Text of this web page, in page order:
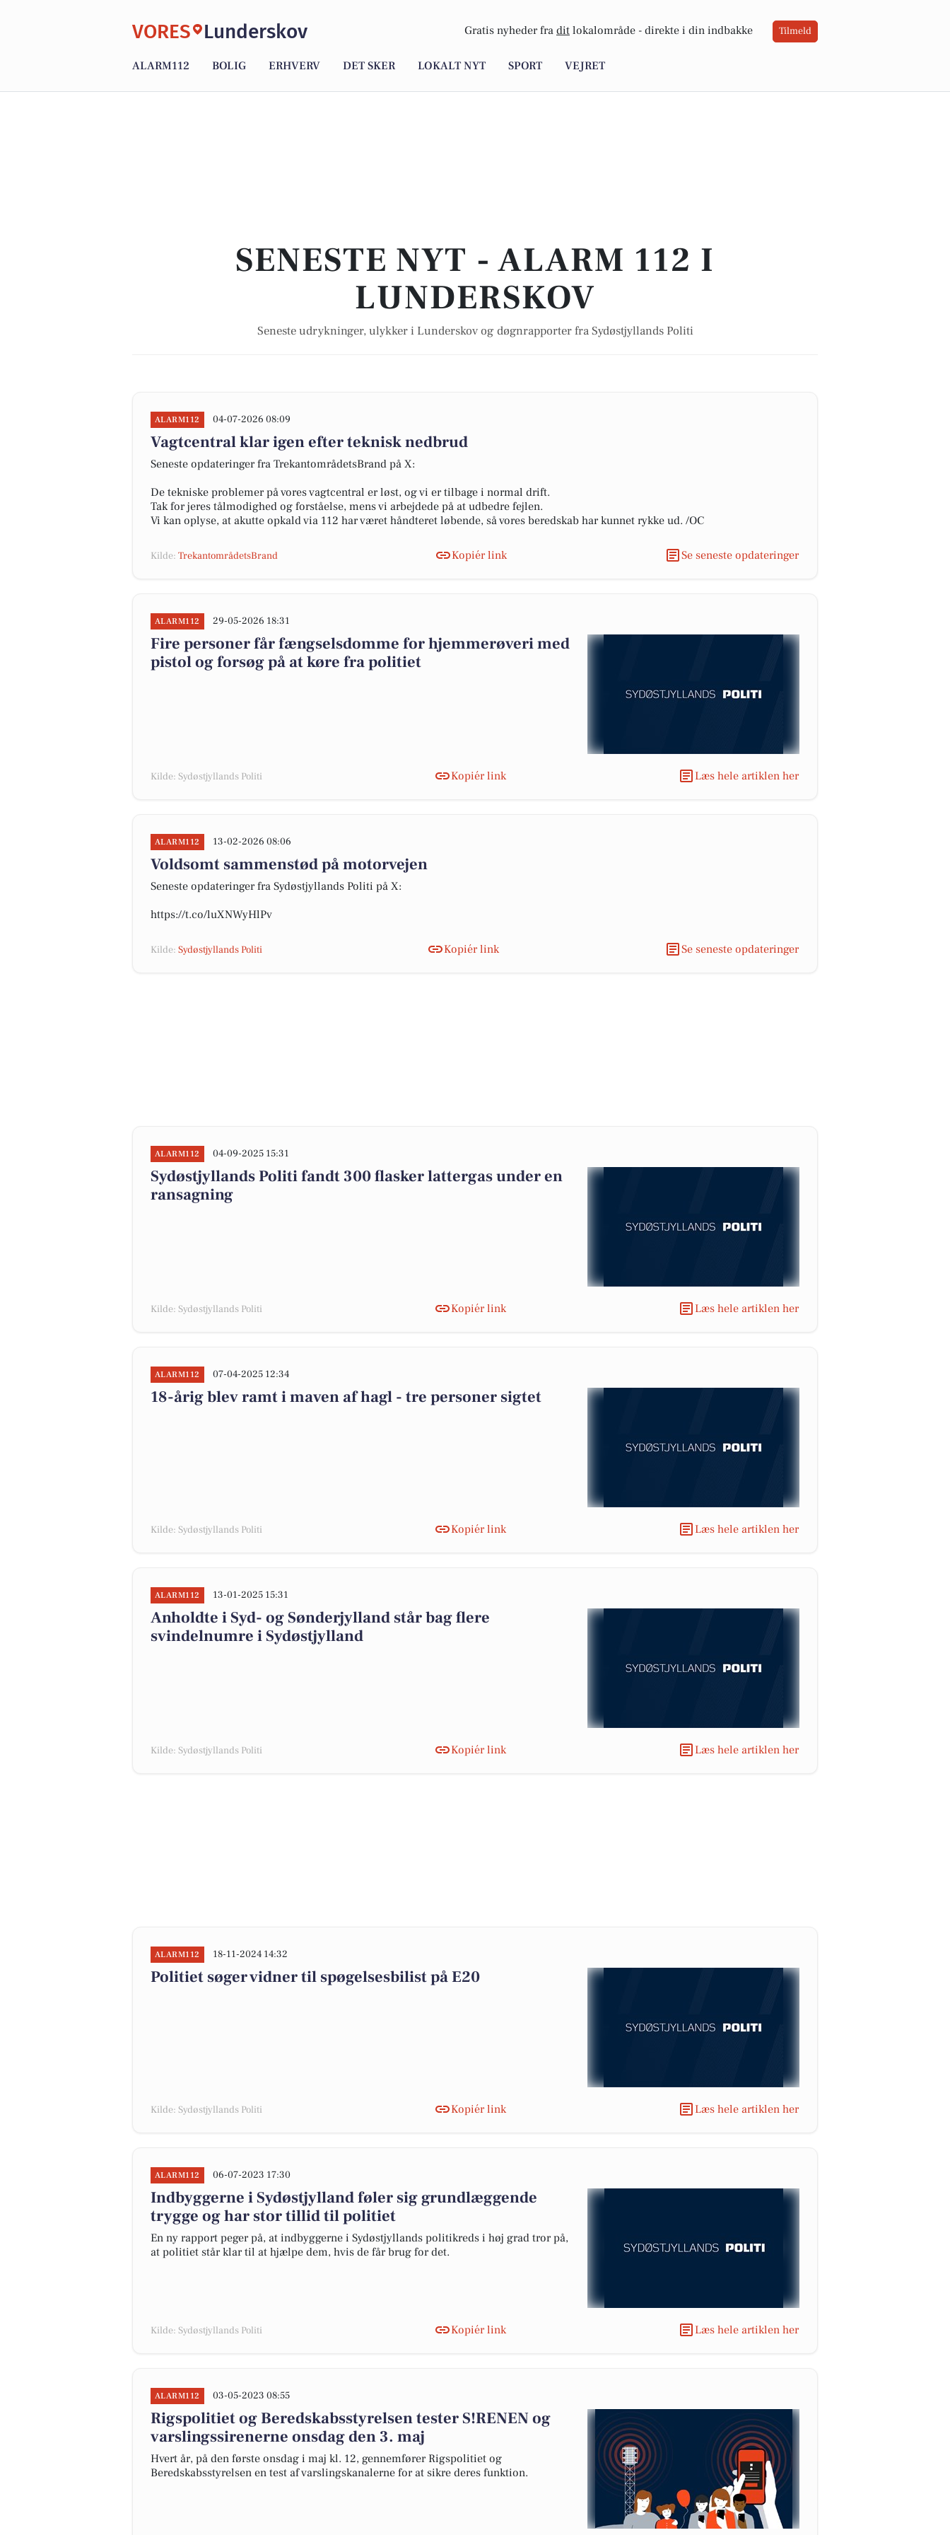
VORES Lunderskov Gratis nyheder fra dit lokalområde - direkte i din indbakke Tilmeld
ALARM112 BOLIG ERHVERV DET SKER LOKALT NYT SPORT VEJRET
SENESTE NYT - ALARM 112 I
LUNDERSKOV
Seneste udrykninger, ulykker i Lunderskov og døgnrapporter fra Sydøstjyllands Politi
ALARM112 04-07-2026 08:09
Vagtcentral klar igen efter teknisk nedbrud
Seneste opdateringer fra TrekantområdetsBrand på X:
De tekniske problemer på vores vagtcentral er løst, og vi er tilbage i normal drift.
Tak for jeres tålmodighed og forståelse, mens vi arbejdede på at udbedre fejlen.
Vi kan oplyse, at akutte opkald via 112 har været håndteret løbende, så vores beredskab har kunnet rykke ud. /OC
Kilde: TrekantområdetsBrand Kopiér link Se seneste opdateringer
ALARM112 29-05-2026 18:31
Fire personer får fængselsdomme for hjemmerøveri med
pistol og forsøg på at køre fra politiet
Kilde: Sydøstjyllands Politi Kopiér link Læs hele artiklen her
ALARM112 13-02-2026 08:06
Voldsomt sammenstød på motorvejen
Seneste opdateringer fra Sydøstjyllands Politi på X:
https://t.co/luXNWyHlPv
Kilde: Sydøstjyllands Politi Kopiér link Se seneste opdateringer
ALARM112 04-09-2025 15:31
Sydøstjyllands Politi fandt 300 flasker lattergas under en
ransagning
Kilde: Sydøstjyllands Politi Kopiér link Læs hele artiklen her
ALARM112 07-04-2025 12:34
18-årig blev ramt i maven af hagl - tre personer sigtet
Kilde: Sydøstjyllands Politi Kopiér link Læs hele artiklen her
ALARM112 13-01-2025 15:31
Anholdte i Syd- og Sønderjylland står bag flere
svindelnumre i Sydøstjylland
Kilde: Sydøstjyllands Politi Kopiér link Læs hele artiklen her
ALARM112 18-11-2024 14:32
Politiet søger vidner til spøgelsesbilist på E20
Kilde: Sydøstjyllands Politi Kopiér link Læs hele artiklen her
ALARM112 06-07-2023 17:30
Indbyggerne i Sydøstjylland føler sig grundlæggende
trygge og har stor tillid til politiet
En ny rapport peger på, at indbyggerne i Sydøstjyllands politikreds i høj grad tror på,
at politiet står klar til at hjælpe dem, hvis de får brug for det.
Kilde: Sydøstjyllands Politi Kopiér link Læs hele artiklen her
ALARM112 03-05-2023 08:55
Rigspolitiet og Beredskabsstyrelsen tester S!RENEN og
varslingssirenerne onsdag den 3. maj
Hvert år, på den første onsdag i maj kl. 12, gennemfører Rigspolitiet og
Beredskabsstyrelsen en test af varslingskanalerne for at sikre deres funktion.